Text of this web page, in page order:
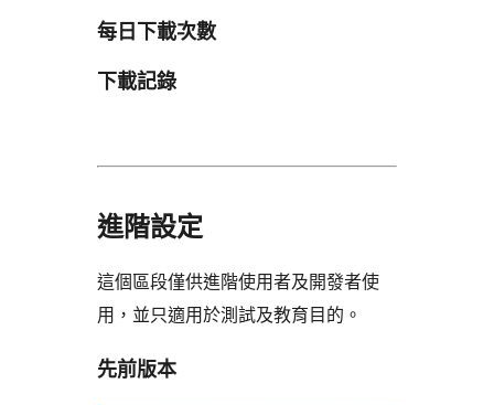
每日下載次數
下載記錄
進階設定
這個區段僅供進階使用者及開發者使
用，並只適用於測試及教育目的。
先前版本